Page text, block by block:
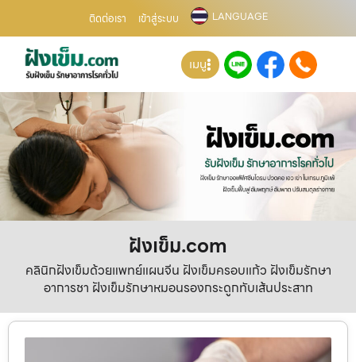
ติดต่อเรา เข้าสู่ระบบ LANGUAGE
เมนู
ฝังเข็ม.com
คลินิกฝังเข็มด้วยแพทย์แผนจีน ฝังเข็มครอบแก้ว ฝังเข็มรักษา
อาการชา ฝังเข็มรักษาหมอนรองกระดูกทับเส้นประสาท